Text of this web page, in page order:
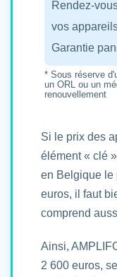
Rendez-
vos
Garantie
* Sous réserve
un ORL ou un
renouvellement
Si le prix des
élément « clé
en Belgique le
euros, il faut
comprend
Ainsi,
2 600 euros,